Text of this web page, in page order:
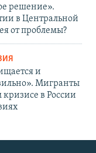
решение».
в Центральной
от проблемы?
и
Мигранты
в России